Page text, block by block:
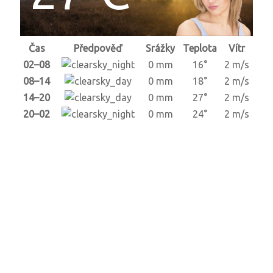
Čas Předpověď Srážky Teplota
Vítr
02–08
0 mm 16°
2 m/s
08–14
0 mm 18°
2 m/s
14–20
0 mm 27°
2 m/s
20–02
0 mm 24° 2 m/s